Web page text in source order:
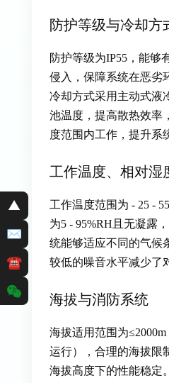
▲
✉
☎
防护等级与冷却方
防护等级为IP55，能够
侵入，保障系统在恶劣
冷却方式采用主动式液
池温度，提高散热效率
度范围内工作，提升系
工作温度、相对湿
工作温度范围为 - 25 -
为5 - 95%RH且无凝露
统能够适应不同的气候
较低的噪音水平减少了
海拔与消防系统
海拔适用范围为
运行），合理的海拔限
海拔高度下的性能稳定